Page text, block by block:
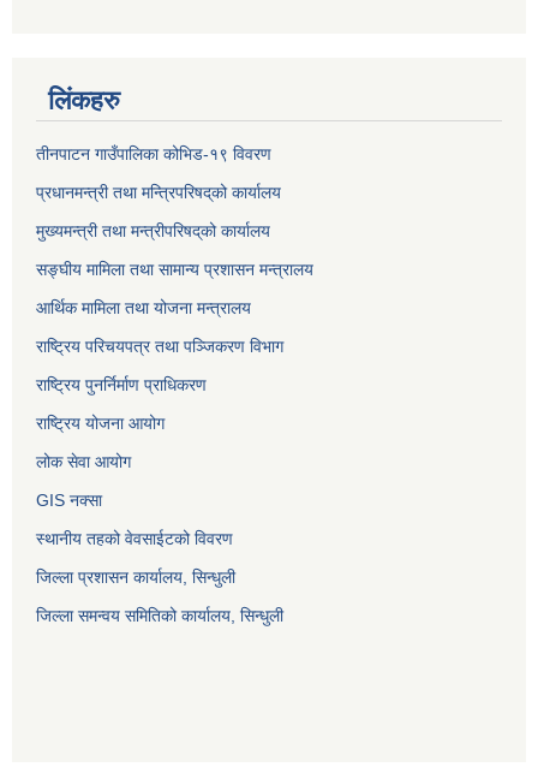
लिंकहरु
तीनपाटन गाउँपालिका कोभिड-१९ विवरण
प्रधानमन्त्री तथा मन्त्रिपरिषद्‌को कार्यालय
मुख्यमन्त्री तथा मन्त्रीपरिषद्‌को कार्यालय
सङ्घीय मामिला तथा सामान्य प्रशासन मन्त्रालय
आर्थिक मामिला तथा योजना मन्त्रालय
राष्ट्रिय परिचयपत्र तथा पञ्जिकरण विभाग
राष्ट्रिय पुनर्निर्माण प्राधिकरण
राष्ट्रिय योजना आयोग
लोक सेवा आयोग
GIS नक्सा
स्थानीय तहको वेवसाईटको विवरण
जिल्ला प्रशासन कार्यालय, सिन्धुली
जिल्ला समन्वय समितिको कार्यालय, सिन्धुली